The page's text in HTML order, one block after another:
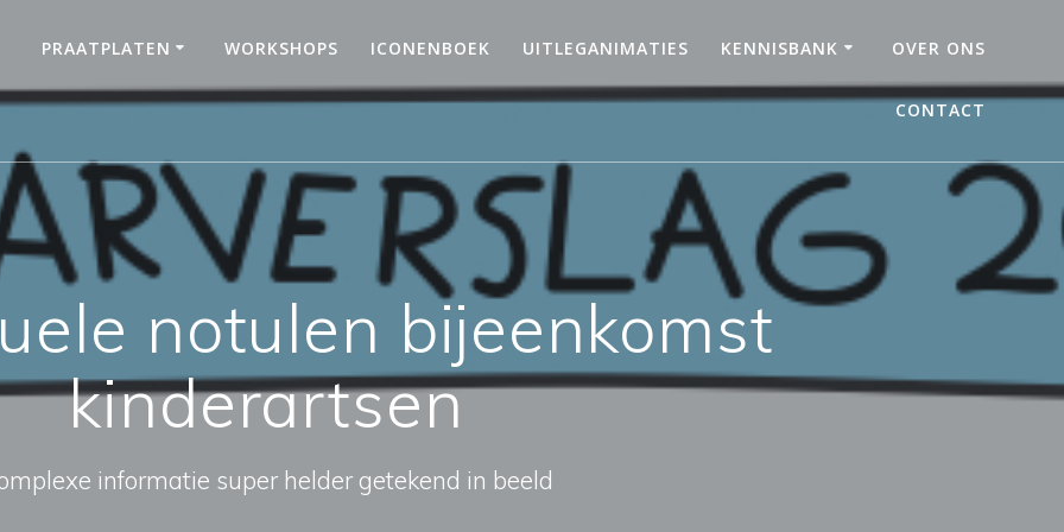
PRAATPLATEN WORKSHOPS ICONENBOEK UITLEGANIMATIES KENNISBANK OVER ONS
CONTACT
notulen bijeenkomst
kinderartsen
informatie super helder getekend in beeld